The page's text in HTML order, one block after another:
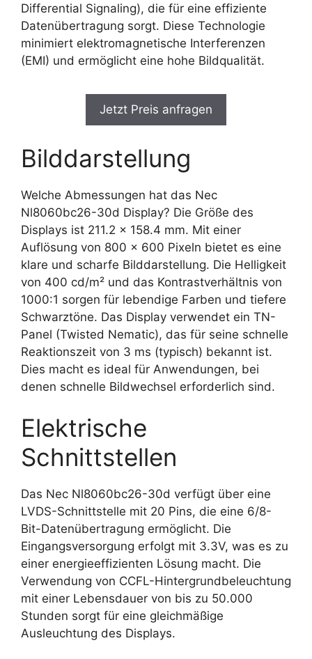
Differential Signaling), die für eine effiziente
Datenübertragung sorgt. Diese Technologie
minimiert elektromagnetische Interferenzen
(EMI) und ermöglicht eine hohe Bildqualität.
Jetzt Preis anfragen
Bilddarstellung
Welche Abmessungen hat das Nec
Nl8060bc26-30d Display? Die Größe des
Displays ist 211.2 x 158.4 mm. Mit einer
Auflösung von 800 x 600 Pixeln bietet es eine
klare und scharfe Bilddarstellung. Die Helligkeit
von 400 cd/m² und das Kontrastverhältnis von
1000:1 sorgen für lebendige Farben und tiefere
Schwarztöne. Das Display verwendet ein TN-
Panel (Twisted Nematic), das für seine schnelle
Reaktionszeit von 3 ms (typisch) bekannt ist.
Dies macht es ideal für Anwendungen, bei
denen schnelle Bildwechsel erforderlich sind.
Elektrische
Schnittstellen
Das Nec Nl8060bc26-30d verfügt über eine
LVDS-Schnittstelle mit 20 Pins, die eine 6/8-
Bit-Datenübertragung ermöglicht. Die
Eingangsversorgung erfolgt mit 3.3V, was es zu
einer energieeffizienten Lösung macht. Die
Verwendung von CCFL-Hintergrundbeleuchtung
mit einer Lebensdauer von bis zu 50.000
Stunden sorgt für eine gleichmäßige
Ausleuchtung des Displays.